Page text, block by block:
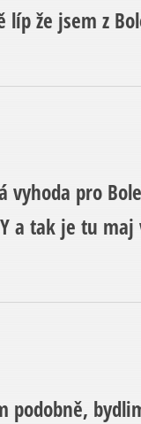
líp že jsem z
vyhoda pro
a tak je tu
podobně,